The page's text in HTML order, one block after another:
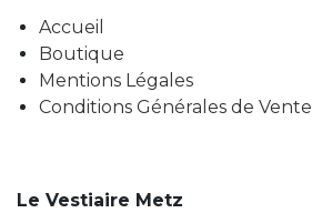
Accueil
Boutique
Mentions Légales
Conditions Générales de Vente
Le Vestiaire Metz